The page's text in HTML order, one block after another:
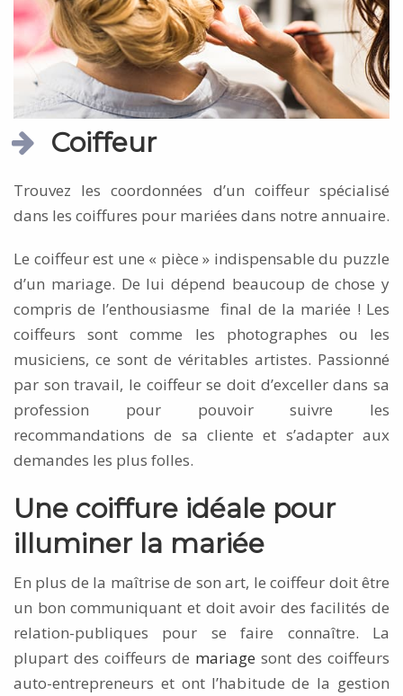
Coiffeur
Trouvez les coordonnées d’un coiffeur spécialisé
dans les coiffures pour mariées dans notre annuaire.
Le coiffeur est une « pièce » indispensable du puzzle
d’un mariage. De lui dépend beaucoup de chose y
compris de l’enthousiasme final de la mariée ! Les
coiffeurs sont comme les photographes ou les
musiciens, ce sont de véritables artistes. Passionné
par son travail, le coiffeur se doit d’exceller dans sa
profession pour pouvoir suivre les
recommandations de sa cliente et s’adapter aux
demandes les plus folles.
Une coiffure idéale pour
illuminer la mariée
En plus de la maîtrise de son art, le coiffeur doit être
un bon communiquant et doit avoir des facilités de
relation-publiques pour se faire connaître. La
plupart des coiffeurs de mariage sont des coiffeurs
auto-entrepreneurs et ont l’habitude de la gestion